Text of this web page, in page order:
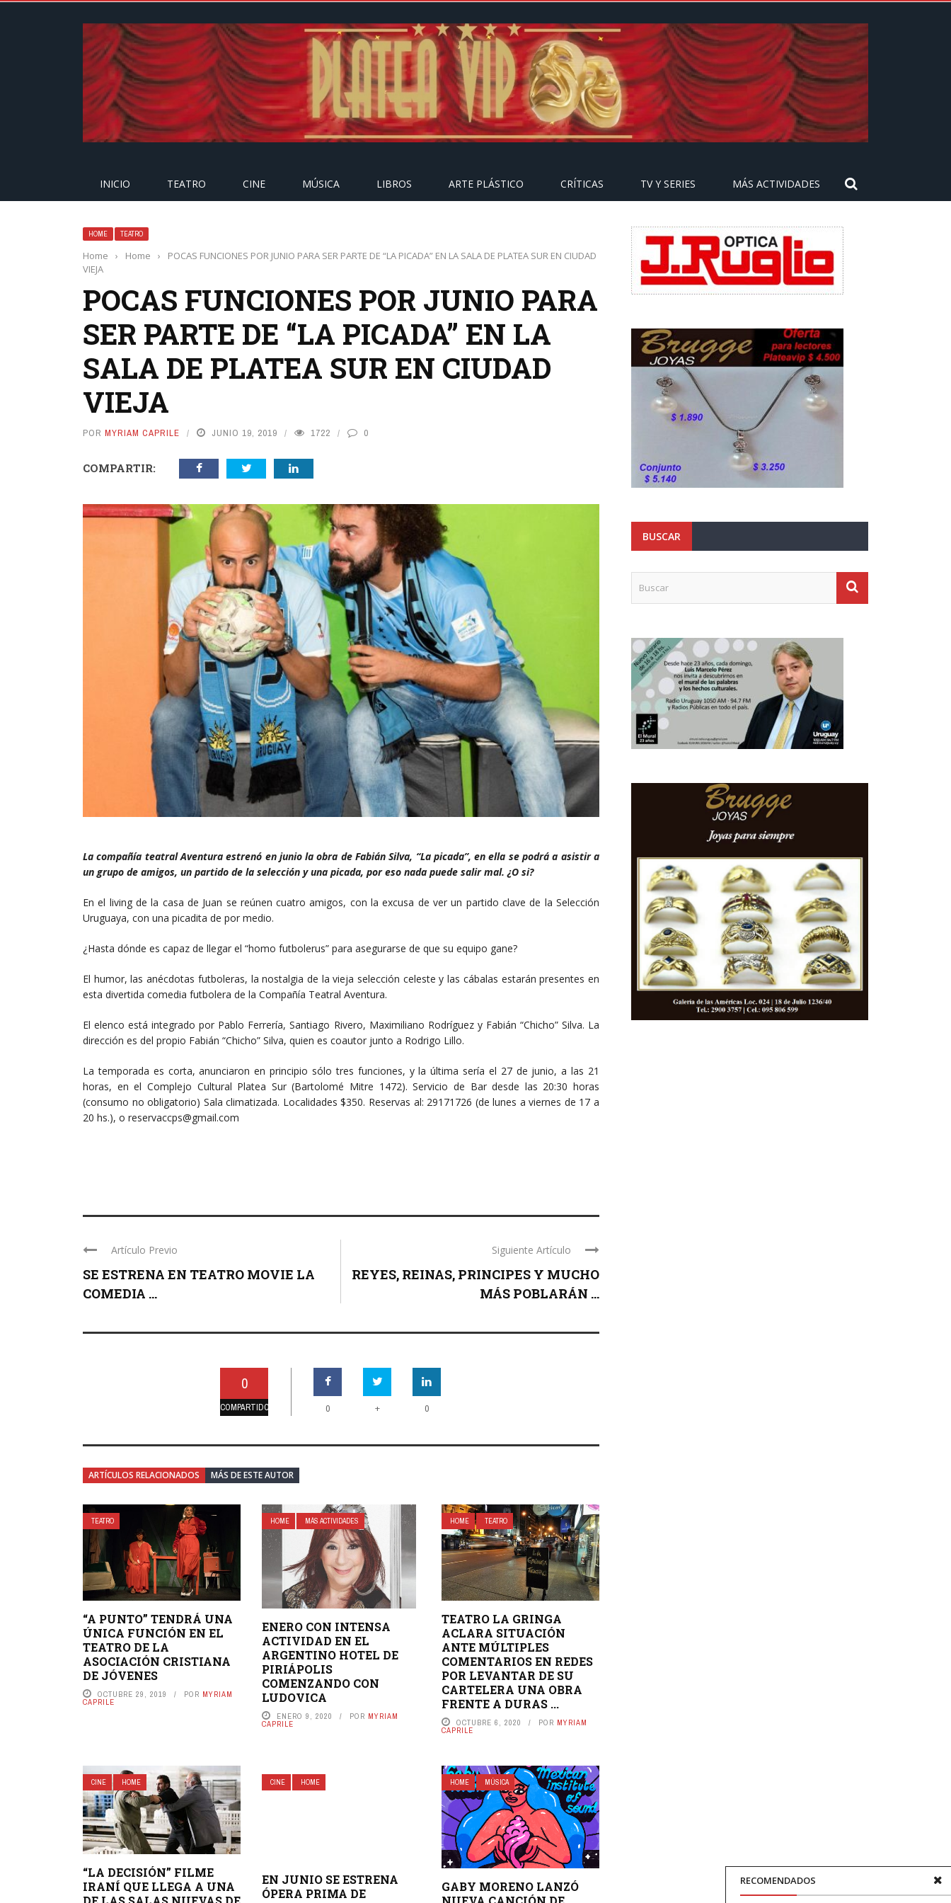
INICIO TEATRO CINE MÚSICA LIBROS ARTE PLÁSTICO CRÍTICAS TV Y SERIES MÁS ACTIVIDADES
HOME TEATRO
Home › Home ›
POCAS FUNCIONES POR JUNIO PARA SER PARTE DE “LA PICADA” EN LA SALA DE PLATEA SUR EN CIUDAD
VIEJA
POCAS FUNCIONES POR JUNIO PARA
SER PARTE DE “LA PICADA” EN LA
SALA DE PLATEA SUR EN CIUDAD
VIEJA
POR MYRIAM CAPRILE JUNIO 19, 2019 1722 0
COMPARTIR:
La compañía teatral Aventura estrenó en junio la obra de Fabián Silva, “La picada”, en ella se podrá a asistir a
un grupo de amigos, un partido de la selección y una picada, por eso nada puede salir mal. ¿O si?
En el living de la casa de Juan se reúnen cuatro amigos, con la excusa de ver un partido clave de la Selección
Uruguaya, con una picadita de por medio.
¿Hasta dónde es capaz de llegar el “homo futbolerus” para asegurarse de que su equipo gane?
El humor, las anécdotas futboleras, la nostalgia de la vieja selección celeste y las cábalas estarán presentes en
esta divertida comedia futbolera de la Compañía Teatral Aventura.
El elenco está integrado por Pablo Ferrería, Santiago Rivero, Maximiliano Rodríguez y Fabián “Chicho” Silva. La
dirección es del propio Fabián “Chicho” Silva, quien es coautor junto a Rodrigo Lillo.
La temporada es corta, anunciaron en principio sólo tres funciones, y la última sería el 27 de junio, a las 21
horas, en el Complejo Cultural Platea Sur (Bartolomé Mitre 1472). Servicio de Bar desde las 20:30 horas
(consumo no obligatorio) Sala climatizada. Localidades $350. Reservas al: 29171726 (de lunes a viernes de 17 a
20 hs.), o reservaccps@gmail.com
Artículo Previo
SE ESTRENA EN TEATRO MOVIE LA
COMEDIA ...
Siguiente Artículo
REYES, REINAS, PRINCIPES Y MUCHO
MÁS POBLARÁN ...
0
COMPARTIDO 0 + 0
ARTÍCULOS RELACIONADOS MÁS DE ESTE AUTOR
TEATRO
“A PUNTO” TENDRÁ UNA
ÚNICA FUNCIÓN EN EL
TEATRO DE LA
ASOCIACIÓN CRISTIANA
DE JÓVENES
OCTUBRE 29, 2019 POR MYRIAM
CAPRILE
HOME MÁS ACTIVIDADES
ENERO CON INTENSA
ACTIVIDAD EN EL
ARGENTINO HOTEL DE
PIRIÁPOLIS
COMENZANDO CON
LUDOVICA
ENERO 9, 2020 POR MYRIAM
CAPRILE
HOME TEATRO
TEATRO LA GRINGA
ACLARA SITUACIÓN
ANTE MÚLTIPLES
COMENTARIOS EN REDES
POR LEVANTAR DE SU
CARTELERA UNA OBRA
FRENTE A DURAS ...
OCTUBRE 6, 2020 POR MYRIAM
CAPRILE
CINE HOME
“LA DECISIÓN” FILME
IRANÍ QUE LLEGA A UNA
CINE HOME
EN JUNIO SE ESTRENA
ÓPERA PRIMA DE
HOME MÚSICA
GABY MORENO LANZÓ
RECOMENDADOS
BUSCAR